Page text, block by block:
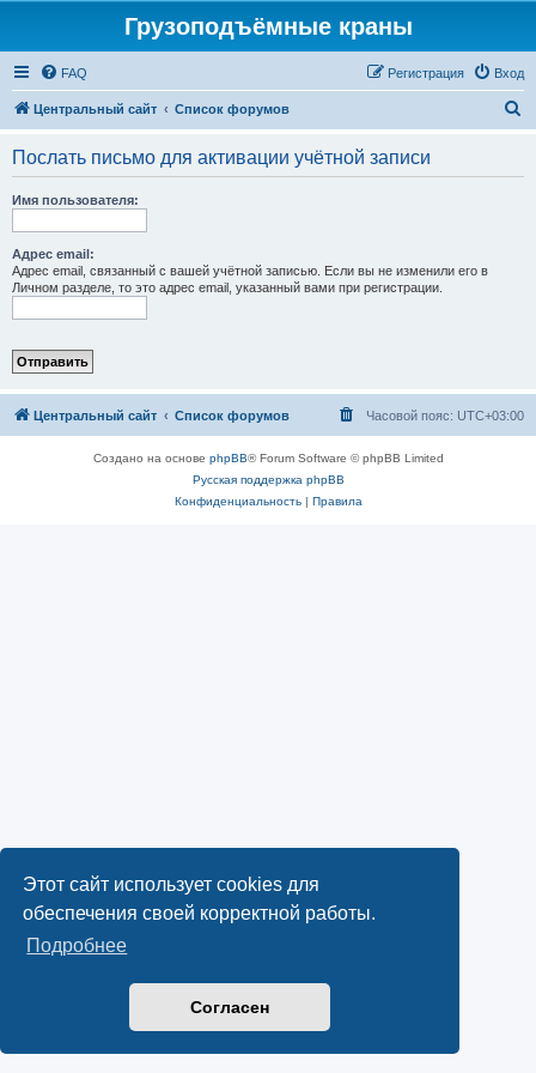
Этот сайт использует cookies для
обеспечения своей корректной работы.
Подробнее
Согласен
Грузоподъёмные краны
FAQ Вход
Регистрация
Центральный сайт Список форумов
Послать письмо для активации учётной записи
Имя пользователя:
Адрес email:
Адрес email, связанный с вашей учётной записью. Если вы не изменили его в
Личном разделе, то это адрес email, указанный вами при регистрации.
Центральный сайт Список форумов Часовой пояс: UTC+03:00
Создано на основе phpBB® Forum Software © phpBB Limited
Русская поддержка phpBB
Конфиденциальность| Правила